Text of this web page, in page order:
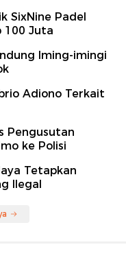
SixNine Padel
100 Juta
Iming-imingi
Adiono Terkait
Pengusutan
ke Polisi
Tetapkan
Ilegal